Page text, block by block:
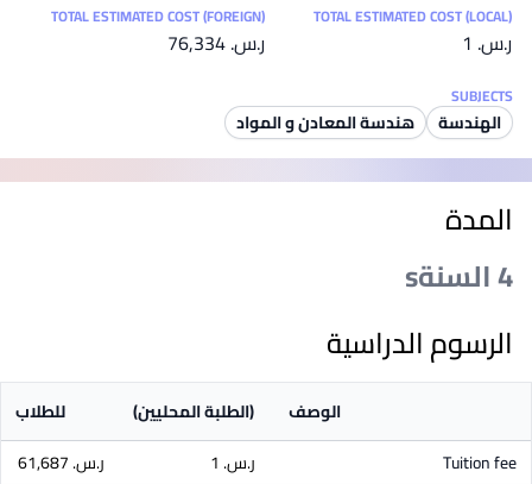
TOTAL ESTIMATED COST (LOCAL)
ر.س.‏ 1
TOTAL ESTIMATED COST (FOREIGN)
ر.س.‏ 76,334
SUBJECTS
الهندسة هندسة المعادن و المواد
المدة
4 السنةs
الرسوم الدراسية
الوصف (الطلبة المحليين)
للطلاب
Tuition fee
ر.س.‏ 1
ر.س.‏ 61,687